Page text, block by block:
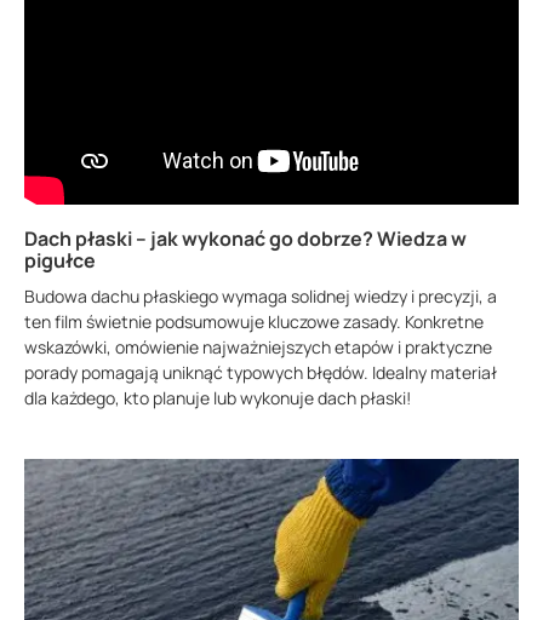
Dach płaski – jak wykonać go dobrze? Wiedza w
pigułce
Budowa dachu płaskiego wymaga solidnej wiedzy i precyzji, a
ten film świetnie podsumowuje kluczowe zasady. Konkretne
wskazówki, omówienie najważniejszych etapów i praktyczne
porady pomagają uniknąć typowych błędów. Idealny materiał
dla każdego, kto planuje lub wykonuje dach płaski!